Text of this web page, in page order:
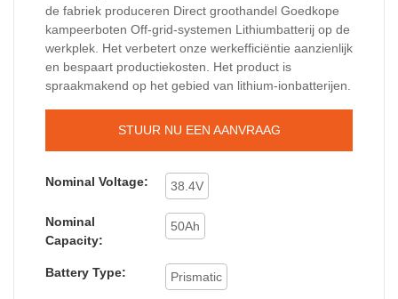
de fabriek produceren Direct groothandel Goedkope
kampeerboten Off-grid-systemen Lithiumbatterij op de
werkplek. Het verbetert onze werkefficiëntie aanzienlijk
en bespaart productiekosten. Het product is
spraakmakend op het gebied van lithium-ionbatterijen.
STUUR NU EEN AANVRAAG
Nominal Voltage: 38.4V
Nominal
Capacity:
50Ah
Battery Type: Prismatic